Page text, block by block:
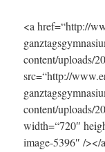
<a href=“http://
content/uploads/
src=“http://
content/uploads/
width=“720″
image-5396″ /></